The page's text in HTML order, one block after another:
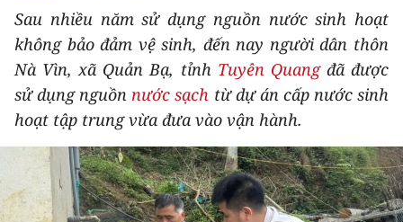
XÃ HỘI
PHÁP LUẬT
DU LỊCH
THẾ GIỚI
THỂ THAO
Sau nhiều năm sử dụng nguồn nước sinh hoạt
không bảo đảm vệ sinh, đến nay người dân thôn
Nà Vìn, xã Quản Bạ, tỉnh Tuyên Quangđã được
sử dụng nguồn nước sạch từ dự án cấp nước sinh
hoạt tập trung vừa đưa vào vận hành.